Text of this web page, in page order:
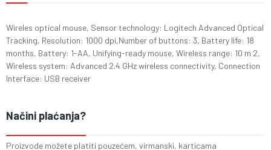
Wireles optical mouse, Sensor technology: Logitech Advanced Optical
Tracking, Resolution: 1000 dpi,Number of buttons: 3, Battery life: 18
months, Battery: 1-AA, Unifying-ready mouse, Wireless range: 10 m 2,
Wireless system: Advanced 2.4 GHz wireless connectivity, Connection
Interface: USB receiver
Načini plaćanja?
Proizvode možete platiti pouzećem, virmanski, karticama